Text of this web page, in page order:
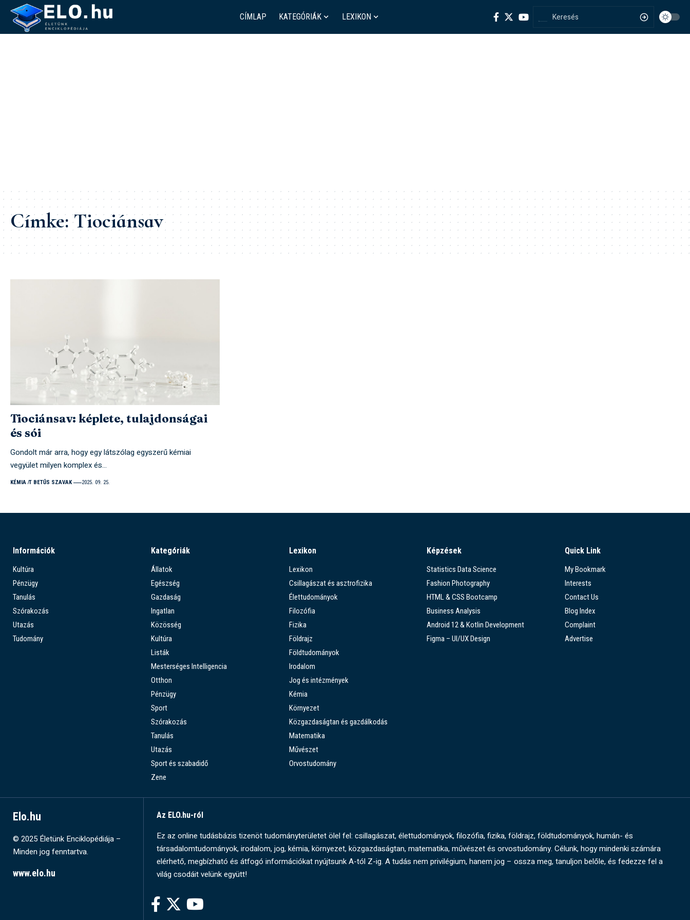
CÍMLAP KATEGÓRIÁK LEXIKON
Címke:Tiociánsav
Tiociánsav: képlete, tulajdonságai
és sói
Gondolt már arra, hogy egy látszólag egyszerű kémiai
vegyület milyen komplex és…
KÉMIA T BETŰS SZAVAK 2025. 09. 25.
Információk
Kultúra
Pénzügy
Tanulás
Szórakozás
Utazás
Tudomány
Kategóriák
Állatok
Egészség
Gazdaság
Ingatlan
Közösség
Kultúra
Listák
Mesterséges Intelligencia
Otthon
Pénzügy
Sport
Szórakozás
Tanulás
Utazás
Sport és szabadidő
Zene
Lexikon
Lexikon
Csillagászat és asztrofizika
Élettudományok
Filozófia
Fizika
Földrajz
Földtudományok
Irodalom
Jog és intézmények
Kémia
Környezet
Közgazdaságtan és gazdálkodás
Matematika
Művészet
Orvostudomány
Képzések
Statistics Data Science
Fashion Photography
HTML & CSS Bootcamp
Business Analysis
Android 12 & Kotlin Development
Figma – UI/UX Design
Quick Link
My Bookmark
Interests
Contact Us
Blog Index
Complaint
Advertise
Elo.hu
© 2025 Életünk Enciklopédiája –
Minden jog fenntartva.
www.elo.hu
Az ELO.hu-ról
Ez az online tudásbázis tizenöt tudományterületet ölel fel: csillagászat, élettudományok, filozófia, fizika, földrajz, földtudományok, humán- és
társadalomtudományok, irodalom, jog, kémia, környezet, közgazdaságtan, matematika, művészet és orvostudomány. Célunk, hogy mindenki számára
elérhető, megbízható és átfogó információkat nyújtsunk A-tól Z-ig. A tudás nem privilégium, hanem jog – ossza meg, tanuljon belőle, és fedezze fel a
világ csodáit velünk együtt!